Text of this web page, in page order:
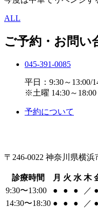
ALL
ご予約・お問い
045-391-0085
平日：9:30～13:00/
※土曜 14:30～18:00
予約について
〒246-0022 神奈川県横
診療時間 月 火 水 木
9:30〜13:00
● ● ● ／ ●
14:30〜18:30 ● ● ● ／ ●